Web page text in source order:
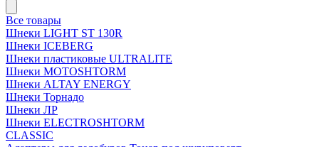
Все товары
Шнеки LIGHT ST 130R
Шнеки ICEBERG
Шнеки пластиковые ULTRALITE
Шнеки MOTOSHTORM
Шнеки ALTAY ENERGY
Шнеки Торнадо
Шнеки ЛР
Шнеки ELECTROSHTORM
CLASSIC